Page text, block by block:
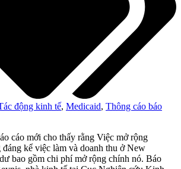
động kinh tế, Medicaid, Thông cáo báo
cáo mới cho thấy rằng Việc mở rộng
kể việc làm và doanh thu ở New
bao gồm chi phí mở rộng chính nó. Báo